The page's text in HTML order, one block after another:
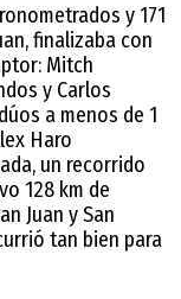
y 171
finalizaba con
Mitch
y Carlos
a menos de 1
Haro
un recorrido
128 km de
Juan y San
tan bien para